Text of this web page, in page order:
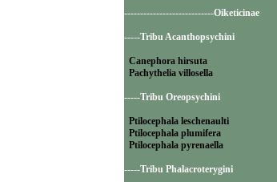
----------------------------Oiketicinae
-----Tribu Acanthopsychini
Canephora hirsuta
Pachythelia villosella
-----Tribu Oreopsychini
Ptilocephala leschenaulti
Ptilocephala plumifera
Ptilocephala pyrenaella
-----Tribu Phalacroterygini